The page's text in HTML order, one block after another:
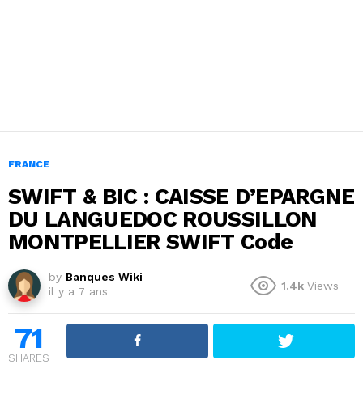
FRANCE
SWIFT & BIC : CAISSE D’EPARGNE
DU LANGUEDOC ROUSSILLON
MONTPELLIER SWIFT Code
by Banques Wiki
il y a 7 ans
1.4k Views
71
SHARES